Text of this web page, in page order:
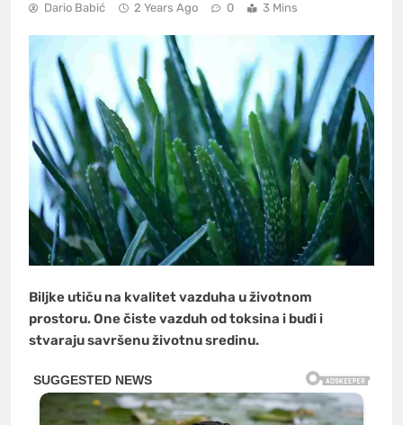
Dario Babić 2 Years Ago 0 3 Mins
Biljke utiču na kvalitet vazduha u životnom
prostoru. One čiste vazduh od toksina i buđi i
stvaraju savršenu životnu sredinu.